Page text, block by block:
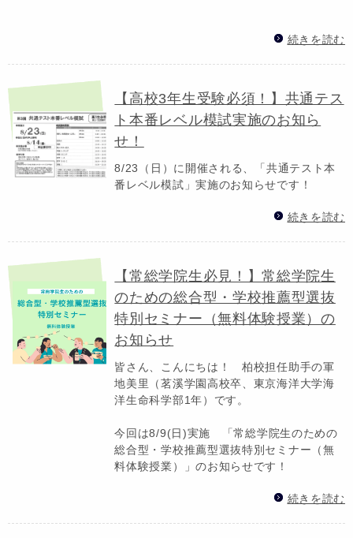
続きを読む
【高校3年生受験必須！】共通テス
ト本番レベル模試実施のお知ら
せ！
8/23（日）に開催される、「共通テスト本
番レベル模試」実施のお知らせです！
続きを読む
【常総学院生必見！】常総学院生
のための総合型・学校推薦型選抜
特別セミナー（無料体験授業）の
お知らせ
皆さん、こんにちは！ 柏校担任助手の軍
地美里（茗溪学園高校卒、東京海洋大学海
洋生命科学部1年）です。
今回は8/9(日)実施 「常総学院生のための
総合型・学校推薦型選抜特別セミナー（無
料体験授業）」のお知らせです！
続きを読む